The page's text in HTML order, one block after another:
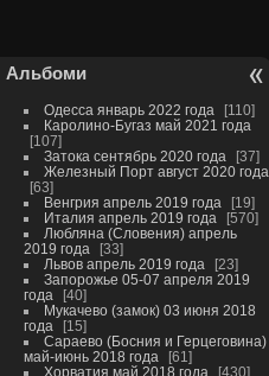
Альбоми
Одесса январь 2022 года
110
Каролино-Бугаз май 2021 года
107
Затока сентябрь 2020 года
37
Железный Порт август 2020 года
63
Венгрия апрель 2019 года
19
Италия апрель 2019 года
570
Любляна (Словения) апрель
2019 года
33
Львов апрель 2019 года
23
Запорожье 05-07 апреля 2019
года
40
Мукачево (замок) 03 июня 2018
года
15
Сараево (Босния и Герцеговина)
май-июнь 2018 года
61
Хорватия май 2018 года
430